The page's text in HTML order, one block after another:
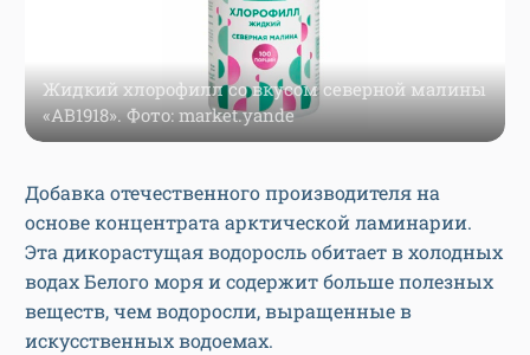
Жидкий хлорофилл со вкусом северной малины
«АВ1918». Фото: market.yande
Добавка отечественного производителя на
основе концентрата арктической ламинарии.
Эта дикорастущая водоросль обитает в холодных
водах Белого моря и содержит больше полезных
веществ, чем водоросли, выращенные в
искусственных водоемах.